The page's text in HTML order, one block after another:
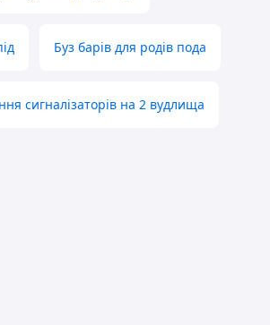
Буз барів для родів пода
сигналізаторів на 2 вудлища